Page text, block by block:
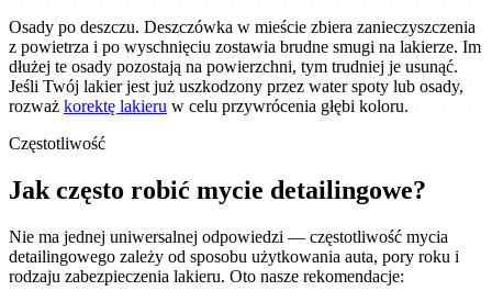
Osady po deszczu. Deszczówka w mieście zbiera zanieczyszczenia
z powietrza i po wyschnięciu zostawia brudne smugi na lakierze. Im
dłużej te osady pozostają na powierzchni, tym trudniej je usunąć.
Jeśli Twój lakier jest już uszkodzony przez water spoty lub osady,
rozważ korektę lakieru w celu przywrócenia głębi koloru.
Częstotliwość
Jak często robić mycie detailingowe?
Nie ma jednej uniwersalnej odpowiedzi — częstotliwość mycia
detailingowego zależy od sposobu użytkowania auta, pory roku i
rodzaju zabezpieczenia lakieru. Oto nasze rekomendacje: